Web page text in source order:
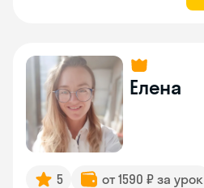
Елена
5 от 1590 ₽ за урок